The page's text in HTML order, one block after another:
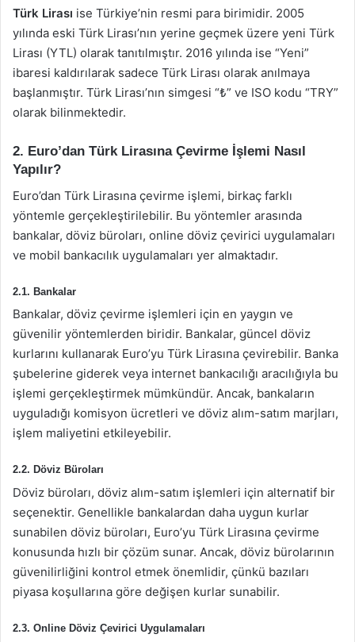
Türk Lirası ise Türkiye’nin resmi para birimidir. 2005
yılında eski Türk Lirası’nın yerine geçmek üzere yeni Türk
Lirası (YTL) olarak tanıtılmıştır. 2016 yılında ise “Yeni”
ibaresi kaldırılarak sadece Türk Lirası olarak anılmaya
başlanmıştır. Türk Lirası’nın simgesi “₺” ve ISO kodu “TRY”
olarak bilinmektedir.
2. Euro’dan Türk Lirasına Çevirme İşlemi Nasıl
Yapılır?
Euro’dan Türk Lirasına çevirme işlemi, birkaç farklı
yöntemle gerçekleştirilebilir. Bu yöntemler arasında
bankalar, döviz büroları, online döviz çevirici uygulamaları
ve mobil bankacılık uygulamaları yer almaktadır.
2.1. Bankalar
Bankalar, döviz çevirme işlemleri için en yaygın ve
güvenilir yöntemlerden biridir. Bankalar, güncel döviz
kurlarını kullanarak Euro’yu Türk Lirasına çevirebilir. Banka
şubelerine giderek veya internet bankacılığı aracılığıyla bu
işlemi gerçekleştirmek mümkündür. Ancak, bankaların
uyguladığı komisyon ücretleri ve döviz alım-satım marjları,
işlem maliyetini etkileyebilir.
2.2. Döviz Büroları
Döviz büroları, döviz alım-satım işlemleri için alternatif bir
seçenektir. Genellikle bankalardan daha uygun kurlar
sunabilen döviz büroları, Euro’yu Türk Lirasına çevirme
konusunda hızlı bir çözüm sunar. Ancak, döviz bürolarının
güvenilirliğini kontrol etmek önemlidir, çünkü bazıları
piyasa koşullarına göre değişen kurlar sunabilir.
2.3. Online Döviz Çevirici Uygulamaları